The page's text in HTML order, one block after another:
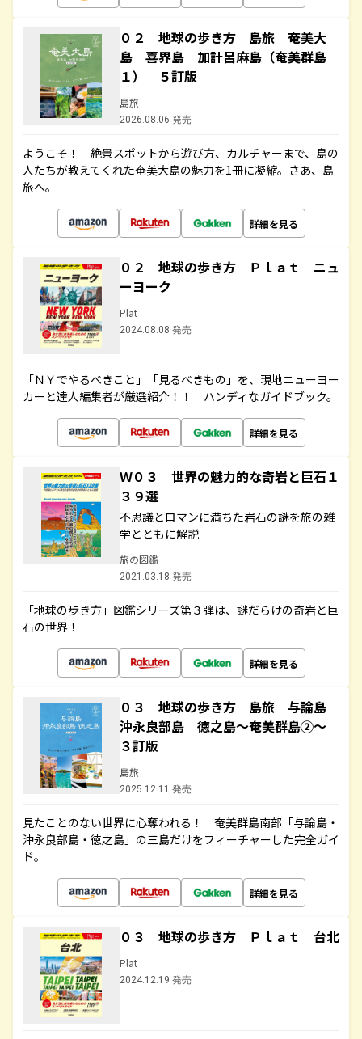
０２ 地球の歩き方 島旅 奄美大
島 喜界島 加計呂麻島（奄美群島
１） ５訂版
島旅
2026.08.06 発売
ようこそ！ 絶景スポットから遊び方、カルチャーまで、島の
人たちが教えてくれた奄美大島の魅力を1冊に凝縮。さあ、島
旅へ。
詳細を見る
０２ 地球の歩き方 Ｐｌａｔ ニュ
ーヨーク
Plat
2024.08.08 発売
「ＮＹでやるべきこと」「見るべきもの」を、現地ニューヨー
カーと達人編集者が厳選紹介！！ ハンディなガイドブック。
詳細を見る
Ｗ０３ 世界の魅力的な奇岩と巨石１
３９選
不思議とロマンに満ちた岩石の謎を旅の雑
学とともに解説
旅の図鑑
2021.03.18 発売
「地球の歩き方」図鑑シリーズ第３弾は、謎だらけの奇岩と巨
石の世界！
詳細を見る
０３ 地球の歩き方 島旅 与論島
沖永良部島 徳之島～奄美群島②～
３訂版
島旅
2025.12.11 発売
見たことのない世界に心奪われる！ 奄美群島南部「与論島・
沖永良部島・徳之島」の三島だけをフィーチャーした完全ガイ
ド。
詳細を見る
０３ 地球の歩き方 Ｐｌａｔ 台北
Plat
2024.12.19 発売